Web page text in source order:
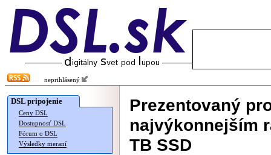
neprihlásený
DSL pripojenie
Ceny DSL
Dostupnosť DSL
Fórum o DSL
Výsledky meraní
Prezentovaný
najvýkonnejším
TB SSD